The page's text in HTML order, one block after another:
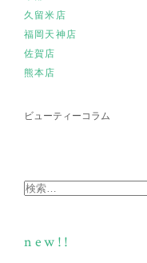
久留米店
福岡天神店
佐賀店
熊本店
ビューティーコラム
new!!